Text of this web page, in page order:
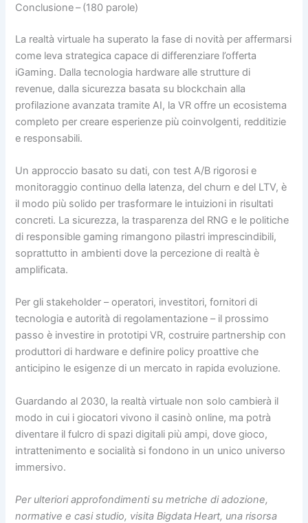
Conclusione – (180 parole)
La realtà virtuale ha superato la fase di novità per affermarsi
come leva strategica capace di differenziare l’offerta
iGaming. Dalla tecnologia hardware alle strutture di
revenue, dalla sicurezza basata su blockchain alla
profilazione avanzata tramite AI, la VR offre un ecosistema
completo per creare esperienze più coinvolgenti, redditizie
e responsabili.
Un approccio basato su dati, con test A/B rigorosi e
monitoraggio continuo della latenza, del churn e del LTV, è
il modo più solido per trasformare le intuizioni in risultati
concreti. La sicurezza, la trasparenza del RNG e le politiche
di responsible gaming rimangono pilastri imprescindibili,
soprattutto in ambienti dove la percezione di realtà è
amplificata.
Per gli stakeholder – operatori, investitori, fornitori di
tecnologia e autorità di regolamentazione – il prossimo
passo è investire in prototipi VR, costruire partnership con
produttori di hardware e definire policy proattive che
anticipino le esigenze di un mercato in rapida evoluzione.
Guardando al 2030, la realtà virtuale non solo cambierà il
modo in cui i giocatori vivono il casinò online, ma potrà
diventare il fulcro di spazi digitali più ampi, dove gioco,
intrattenimento e socialità si fondono in un unico universo
immersivo.
Per ulteriori approfondimenti su metriche di adozione,
normative e casi studio, visita Bigdata Heart, una risorsa